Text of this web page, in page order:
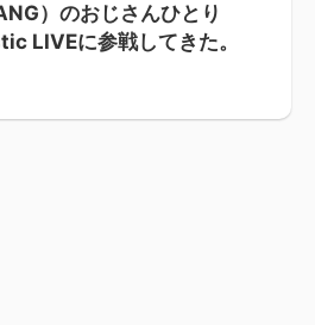
）のおじさんひとり
LIVEに参戦してきた。